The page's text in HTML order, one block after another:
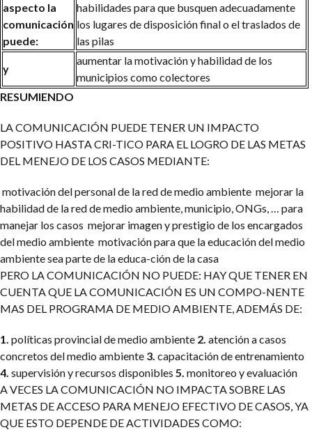
aspecto la
comunicación
puede:
habilidades para que busquen adecuadamente
los lugares de disposición final o el traslados de
las pilas
y
aumentar la motivación y habilidad de los
municipios como colectores
RESUMIENDO
LA COMUNICACIÓN PUEDE TENER UN IMPACTO
POSITIVO HASTA CRI-TICO PARA EL LOGRO DE LAS METAS
DEL MENEJO DE LOS CASOS MEDIANTE:
motivación del personal de la red de medio ambiente mejorar la
habilidad de la red de medio ambiente, municipio, ONGs, … para
manejar los casos mejorar imagen y prestigio de los encargados
del medio ambiente motivación para que la educación del medio
ambiente sea parte de la educa-ción de la casa
PERO LA COMUNICACIÓN NO PUEDE: HAY QUE TENER EN
CUENTA QUE LA COMUNICACIÓN ES UN COMPO-NENTE
MAS DEL PROGRAMA DE MEDIO AMBIENTE, ADEMÁS DE:
1. políticas provincial de medio ambiente 2. atención a casos
concretos del medio ambiente 3. capacitación de entrenamiento
4. supervisión y recursos disponibles 5. monitoreo y evaluación
A VECES LA COMUNICACIÓN NO IMPACTA SOBRE LAS
METAS DE ACCESO PARA MENEJO EFECTIVO DE CASOS, YA
QUE ESTO DEPENDE DE ACTIVIDADES COMO: